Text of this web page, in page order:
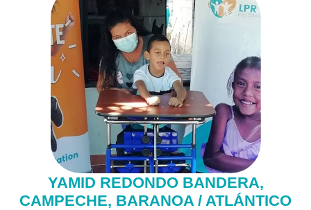
YAMID REDONDO BANDERA,
CAMPECHE, BARANOA / ATLÁNTICO